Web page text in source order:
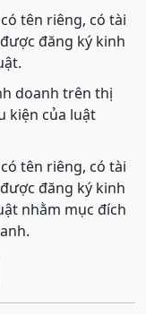
tên riêng, có tài
đăng ký kinh
doanh trên thị
kiện của luật
tên riêng, có tài
đăng ký kinh
nhằm mục đích